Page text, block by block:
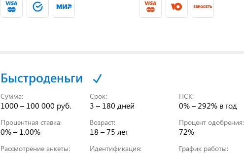
Быстроденьги
Сумма:
1000 – 100 000 руб.
Срок:
3 – 180 дней
ПСК:
0% – 292% в год
Процентная ставка:
0% – 1.00%
Возраст:
18 – 75 лет
Процент одобрения:
72%
Рассмотрение анкеты: Идентификация: График работы: